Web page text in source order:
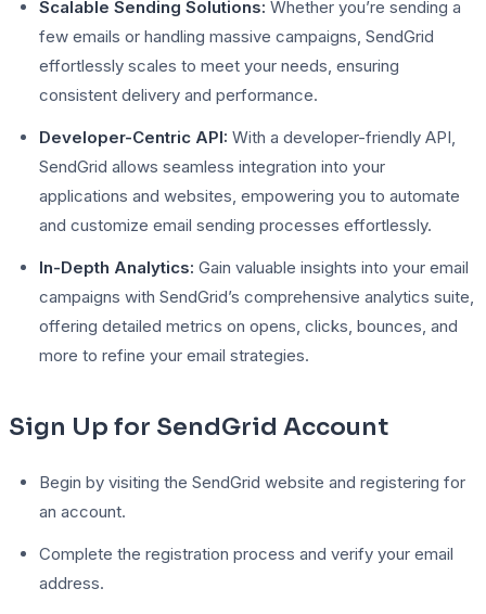
Scalable Sending Solutions: Whether you’re sending a
few emails or handling massive campaigns, SendGrid
effortlessly scales to meet your needs, ensuring
consistent delivery and performance.
Developer-Centric API: With a developer-friendly API,
SendGrid allows seamless integration into your
applications and websites, empowering you to automate
and customize email sending processes effortlessly.
In-Depth Analytics: Gain valuable insights into your email
campaigns with SendGrid’s comprehensive analytics suite,
offering detailed metrics on opens, clicks, bounces, and
more to refine your email strategies.
Sign Up for SendGrid Account
Begin by visiting the SendGrid website and registering for
an account.
Complete the registration process and verify your email
address.